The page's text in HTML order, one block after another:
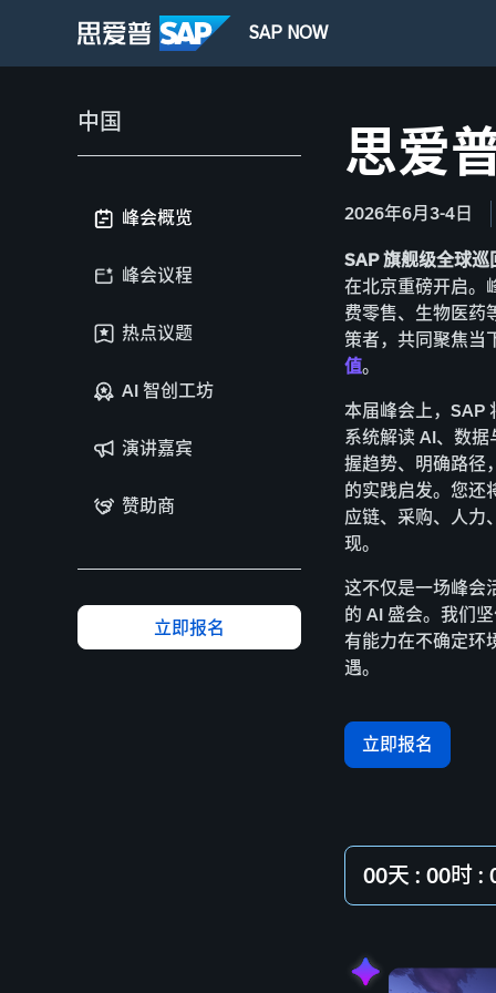
SAP NOW
中国
峰会概览
峰会议程
热点议题
AI 智创工坊
演讲嘉宾
赞助商
立即报名
思爱
2026年6月3-4日
SAP 旗舰级全球
在北京重磅开启。
费零售、生物医药
策者，共同聚焦当
值。
本届峰会上，SAP
系统解读 AI、数
握趋势、明确路径
的实践启发。您还
应链、采购、人力
现。
这不仅是一场峰会
的 AI 盛会。我们
有能力在不确定环
遇。
立即报名
00天 : 00时 :